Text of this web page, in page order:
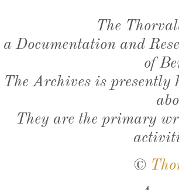
The
a Documentation and
of
The Archives is presently
They are the primary
©